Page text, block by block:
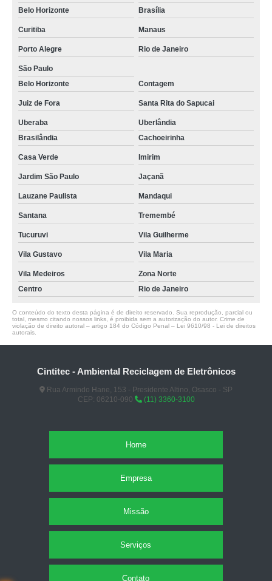
Belo Horizonte
Brasília
Curitiba Manaus
Porto Alegre Rio de Janeiro
São Paulo
Belo Horizonte
Contagem
Juiz de Fora Santa Rita do Sapucai
Uberaba
Uberlândia
Brasilândia
Cachoeirinha
Casa Verde Imirim
Jardim São Paulo Jaçanã
Lauzane Paulista Mandaqui
Santana Tremembé
Tucuruvi Vila Guilherme
Vila Gustavo Vila Maria
Vila Medeiros
Zona Norte
Centro
Rio de Janeiro
O conteúdo do texto desta página é de direito reservado. Sua reprodução, parcial ou
total, mesmo citando nossos links, é proibida sem a autorização do autor. Crime de
violação de direito autoral – artigo 184 do Código Penal – Lei 9610/98 - Lei de direitos
autorais
Cintitec - Ambiental Reciclagem de Eletrônicos
Rua Armindo Hane, 153 - Presidente Altino, Osasco - SP
CEP: 06210-090
(11) 3360-3100
Home
Empresa
Missão
Serviços
Contato